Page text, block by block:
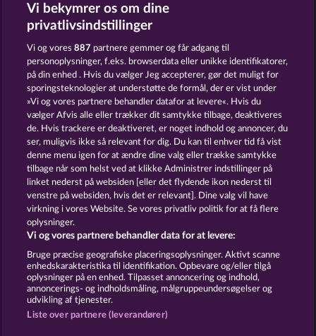
CLEOPATRA'S CROWN PHARAOS RICHES
Vilkår og betingelser Datasikkerhed
Kontakt
Indsend anmodning om tilbagetrækning
Vi bekymrer os om dine
privatlivsindstillinger
Vi og vores887 partnere gemmer og får adgang til
personoplysninger, f.eks. browserdata eller unikke identifikatorer,
på din enhed . Hvis du vælger Jeg accepterer, gør det muligt for
sporingsteknologier at understøtte de formål, der er vist under
»Vi og vores partnere behandler datafor at levere«. Hvis du
vælger Afvis alle eller trækker dit samtykke tilbage, deaktiveres
de. Hvis trackere er deaktiveret, er noget indhold og annoncer, du
ser, muligvis ikke så relevant for dig. Du kan til enhver tid få vist
denne menu igen for at ændre dine valg eller trække samtykke
tilbage når som helst ved at klikke Administrer indstillinger på
linket nederst på websiden [eller det flydende ikon nederst til
venstre på websiden, hvis det er relevant]. Dine valg vil have
virkning i vores Website. Se vores privatliv politik for at få flere
oplysninger.
Vi og vores partnere behandler data for at levere:
Bruge præcise geografiske placeringsoplysninger. Aktivt scanne
enhedskarakteristika til identifikation. Opbevare og/eller tilgå
oplysninger på en enhed. Tilpasset annoncering og indhold,
annoncerings- og indholdsmåling, målgruppeundersøgelser og
udvikling af tjenester.
Liste over partnere (leverandører)